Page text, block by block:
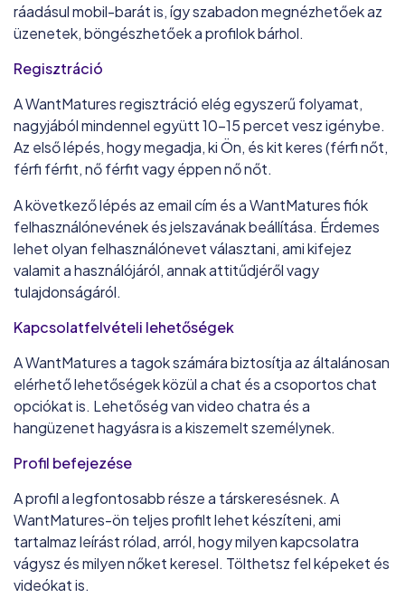
ráadásul mobil-barát is, így szabadon megnézhetőek az
üzenetek, böngészhetőek a profilok bárhol.
Regisztráció
A WantMatures regisztráció elég egyszerű folyamat,
nagyjából mindennel együtt 10-15 percet vesz igénybe.
Az első lépés, hogy megadja, ki Ön, és kit keres (férfi nőt,
férfi férfit, nő férfit vagy éppen nő nőt.
A következő lépés az email cím és a WantMatures fiók
felhasználónevének és jelszavának beállítása. Érdemes
lehet olyan felhasználónevet választani, ami kifejez
valamit a használójáról, annak attitűdjéről vagy
tulajdonságáról.
Kapcsolatfelvételi lehetőségek
A WantMatures a tagok számára biztosítja az általánosan
elérhető lehetőségek közül a chat és a csoportos chat
opciókat is. Lehetőség van video chatra és a
hangüzenet hagyásra is a kiszemelt személynek.
Profil befejezése
A profil a legfontosabb része a társkeresésnek. A
WantMatures-ön teljes profilt lehet készíteni, ami
tartalmaz leírást rólad, arról, hogy milyen kapcsolatra
vágysz és milyen nőket keresel. Tölthetsz fel képeket és
videókat is.